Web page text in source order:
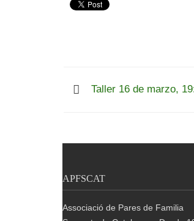
Taller 16 de marzo,
APFSCAT
Associació de Pares de Familia